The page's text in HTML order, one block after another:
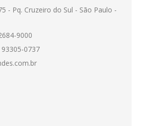
- Pq. Cruzeiro do Sul - São Paulo -
9000
0737